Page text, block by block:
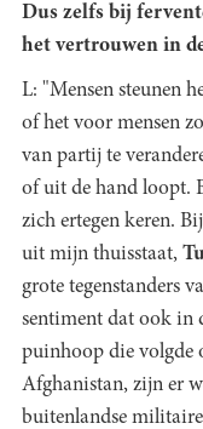
Dus zelfs bij
het vertrouwen in
L: "Mensen steunen
of het voor mensen
van partij te
of uit de hand loopt.
zich ertegen keren.
uit mijn thuisstaat,
grote tegenstanders
sentiment dat ook in
puinhoop die volgde
Afghanistan, zijn er
buitenlandse